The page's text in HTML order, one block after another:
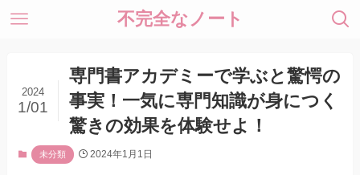
不完全なノート
専門書アカデミーで学ぶと驚愕の
事実！一気に専門知識が身につく
驚きの効果を体験せよ！
2024
1/01
未分類 2024年1月1日